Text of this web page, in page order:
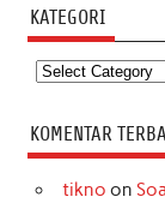
KATEGORI
Kategori
KOMENTAR
tikno on